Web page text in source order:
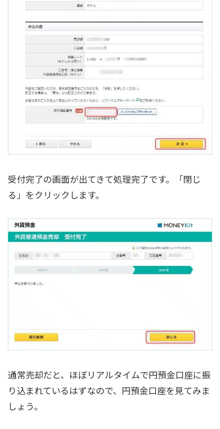
受付完了の画面が出てきて処理完了です。「閉じ
る」をクリックします。
通常売却だと、ほぼリアルタイムで円預金口座に振
り込まれているはずなので、円預金口座を見てみま
しょう。